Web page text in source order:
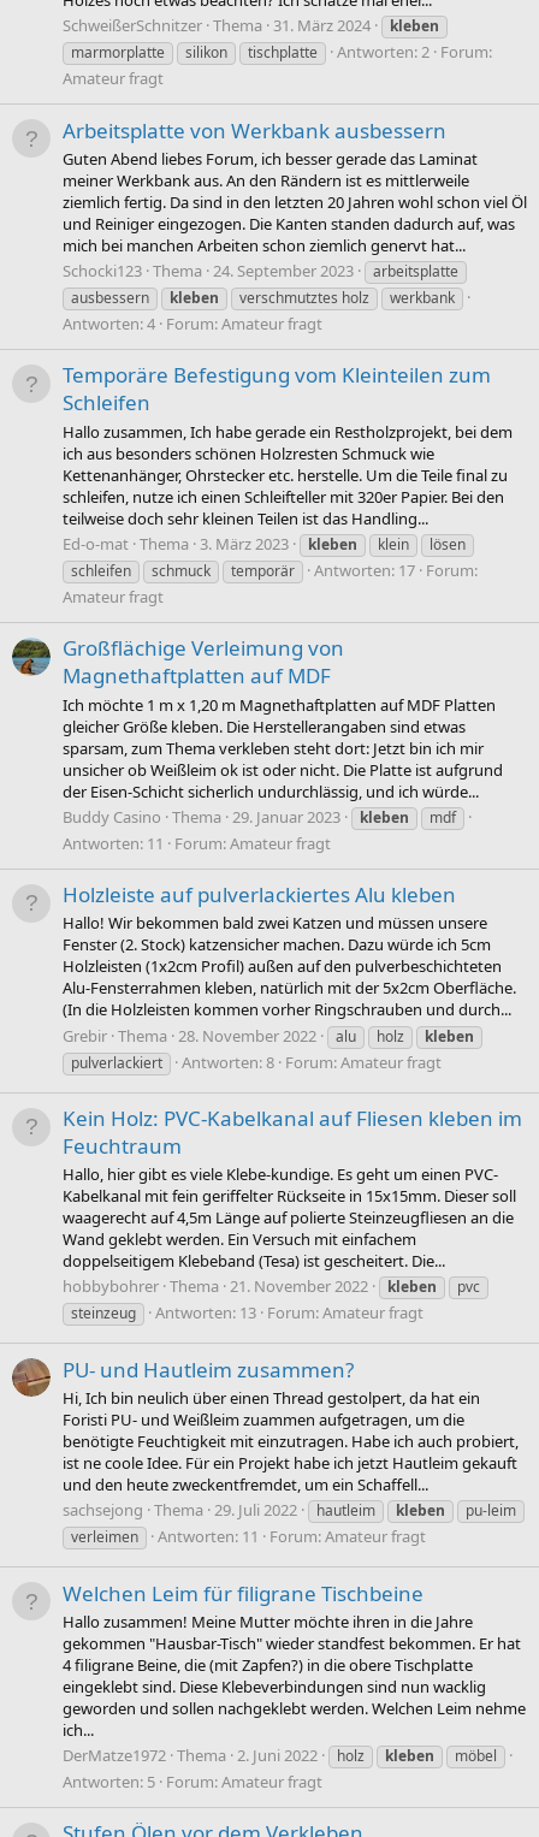
SchweißerSchnitzer Thema 31. März 2024
kleben
marmorplatte
silikon tischplatte Antworten: 2 Forum:
Amateur fragt
Arbeitsplatte von Werkbank ausbessern
Guten Abend liebes Forum, ich besser gerade das Laminat
meiner Werkbank aus. An den Rändern ist es mittlerweile
ziemlich fertig. Da sind in den letzten 20 Jahren wohl schon viel Öl
und Reiniger eingezogen. Die Kanten standen dadurch auf, was
mich bei manchen Arbeiten schon ziemlich genervt hat...
Schocki123 Thema 24. September 2023
arbeitsplatte
ausbessern
kleben verschmutztes holz werkbank
Antworten: 4 Forum:Amateur fragt
Temporäre Befestigung vom Kleinteilen zum
Schleifen
Hallo zusammen, Ich habe gerade ein Restholzprojekt, bei dem
ich aus besonders schönen Holzresten Schmuck wie
Kettenanhänger, Ohrstecker etc. herstelle. Um die Teile final zu
schleifen, nutze ich einen Schleifteller mit 320er Papier. Bei den
teilweise doch sehr kleinen Teilen ist das Handling...
Ed-o-mat Thema 3. März 2023 kleben klein
lösen
schleifen
schmuck temporär Antworten: 17 Forum:
Amateur fragt
Großflächige Verleimung von
Magnethaftplatten auf MDF
Ich möchte 1 m x 1,20 m Magnethaftplatten auf MDF Platten
gleicher Größe kleben. Die Herstellerangaben sind etwas
sparsam, zum Thema verkleben steht dort: Jetzt bin ich mir
unsicher ob Weißleim ok ist oder nicht. Die Platte ist aufgrund
der Eisen-Schicht sicherlich undurchlässig, und ich würde...
Buddy Casino Thema 29. Januar 2023 kleben mdf
Antworten: 11 Forum:Amateur fragt
Holzleiste auf pulverlackiertes Alu kleben
Hallo! Wir bekommen bald zwei Katzen und müssen unsere
Fenster (2. Stock) katzensicher machen. Dazu würde ich 5cm
Holzleisten (1x2cm Profil) außen auf den pulverbeschichteten
Alu-Fensterrahmen kleben, natürlich mit der 5x2cm Oberfläche.
(In die Holzleisten kommen vorher Ringschrauben und durch...
Grebir Thema 28. November 2022 alu holz
kleben
pulverlackiert
Antworten: 8 Forum:Amateur fragt
Kein Holz: PVC-Kabelkanal auf Fliesen kleben im
Feuchtraum
Hallo, hier gibt es viele Klebe-kundige. Es geht um einen PVC-
Kabelkanal mit fein geriffelter Rückseite in 15x15mm. Dieser soll
waagerecht auf 4,5m Länge auf polierte Steinzeugfliesen an die
Wand geklebt werden. Ein Versuch mit einfachem
doppelseitigem Klebeband (Tesa) ist gescheitert. Die...
hobbybohrer Thema 21. November 2022 kleben
pvc
steinzeug
Antworten: 13 Forum:Amateur fragt
PU- und Hautleim zusammen?
Hi, Ich bin neulich über einen Thread gestolpert, da hat ein
Foristi PU- und Weißleim zuammen aufgetragen, um die
benötigte Feuchtigkeit mit einzutragen. Habe ich auch probiert,
ist ne coole Idee. Für ein Projekt habe ich jetzt Hautleim gekauft
und den heute zweckentfremdet, um ein Schaffell...
sachsejong Thema 29. Juli 2022 hautleim kleben
pu-leim
verleimen
Antworten: 11 Forum:Amateur fragt
Welchen Leim für filigrane Tischbeine
Hallo zusammen! Meine Mutter möchte ihren in die Jahre
gekommen "Hausbar-Tisch" wieder standfest bekommen. Er hat
4 filigrane Beine, die (mit Zapfen?) in die obere Tischplatte
eingeklebt sind. Diese Klebeverbindungen sind nun wacklig
geworden und sollen nachgeklebt werden. Welchen Leim nehme
ich...
DerMatze1972 Thema 2. Juni 2022 holz kleben möbel
Antworten: 5 Forum:Amateur fragt